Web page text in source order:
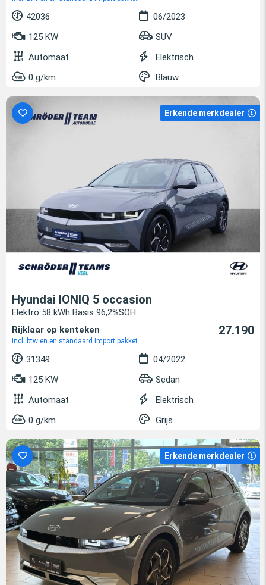
42036
06/2023
125 KW
SUV
Automaat
Elektrisch
0 g/km
Blauw
Erkende merkdealer
Hyundai IONIQ 5 occasion
Elektro 58 kWh Basis 96,2%SOH
Rijklaar op kenteken
incl. btw en en standaard import pakket
27.190
31349
04/2022
125 KW
Sedan
Automaat
Elektrisch
0 g/km
Grijs
Erkende merkdealer